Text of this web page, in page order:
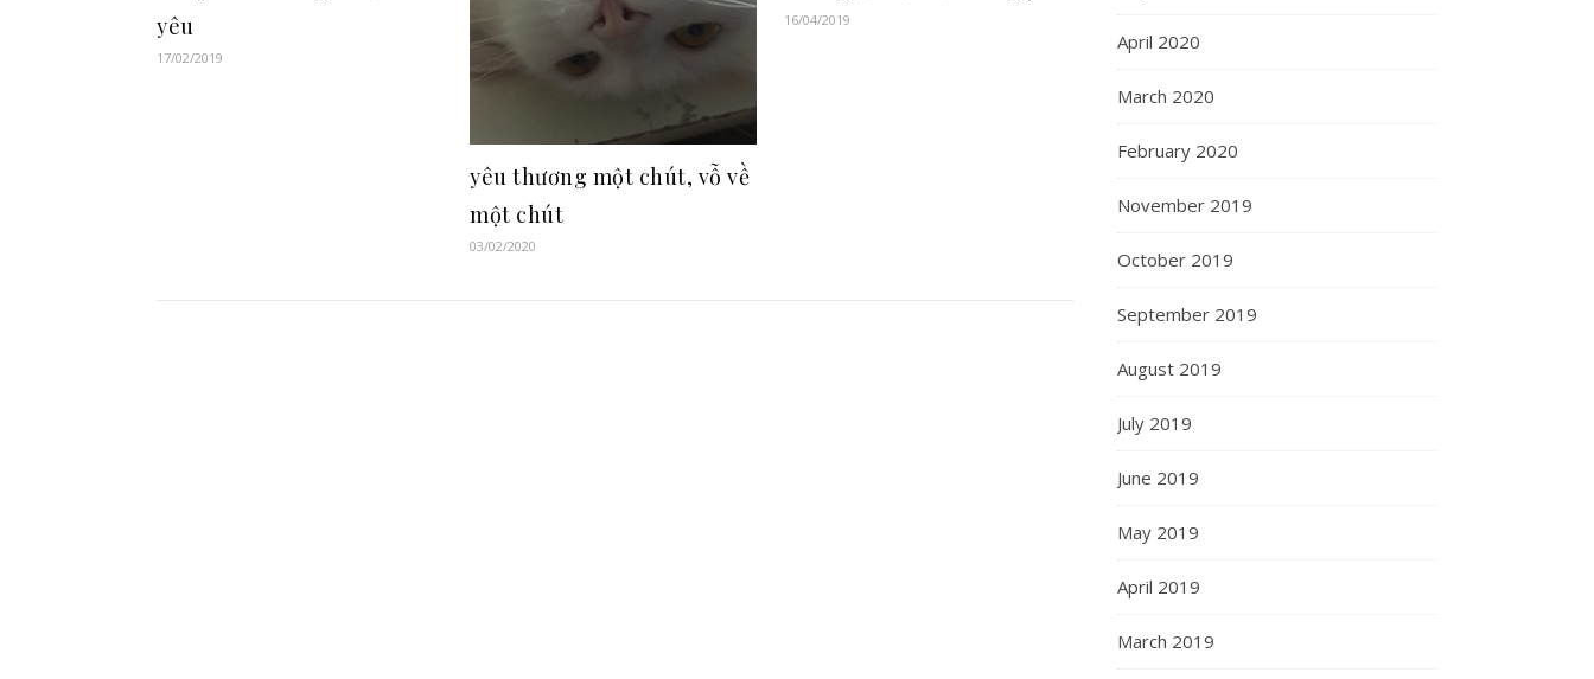
yêu
17/02/2019
yêu thương một chút, vỗ về
một chút
03/02/2020
16/04/2019
April 2020
March 2020
February 2020
November 2019
October 2019
September 2019
August 2019
July 2019
June 2019
May 2019
April 2019
March 2019